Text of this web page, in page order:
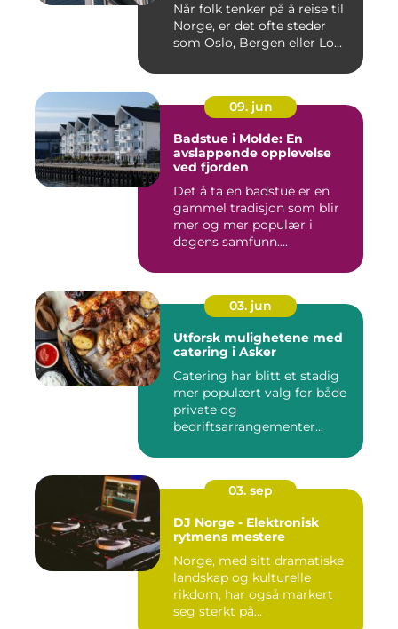
Når folk tenker på å reise til
Norge, er det ofte steder
som Oslo, Bergen eller Lo...
09. jun
Badstue i Molde: En
avslappende opplevelse
ved fjorden
Det å ta en badstue er en
gammel tradisjon som blir
mer og mer populær i
dagens samfunn....
03. jun
Utforsk mulighetene med
catering i Asker
Catering har blitt et stadig
mer populært valg for både
private og
bedriftsarrangementer...
03. sep
DJ Norge - Elektronisk
rytmens mestere
Norge, med sitt dramatiske
landskap og kulturelle
rikdom, har også markert
seg sterkt på...